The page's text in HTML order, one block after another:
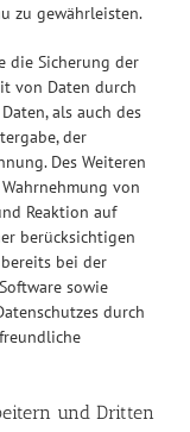
zu gewährleisten.
die Sicherung der
von Daten durch
als auch des
der
Des Weiteren
von
Reaktion auf
berücksichtigen
bei der
sowie
durch
und Dritten